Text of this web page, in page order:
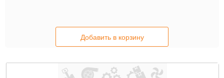
Добавить в корзину